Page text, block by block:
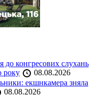
до конгресових слухань
року
08.08.2026
екшнкамера зняла
08.08.2026